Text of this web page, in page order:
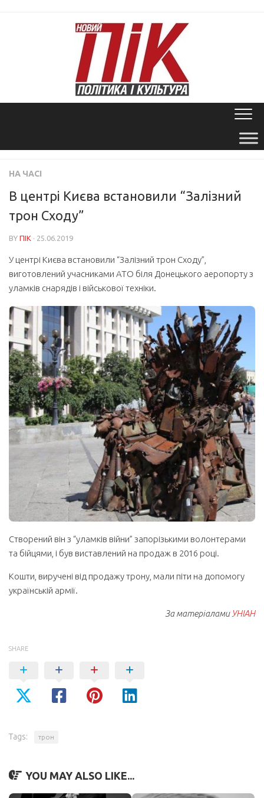
НА ЧАСІ
В центрі Києва встановили “Залізний
трон Сходу”
BY ПІК · 25.06.2019
У центрі Києва встановили “Залізний трон Сходу”,
виготовлений учасниками АТО біля Донецького аеропорту з
уламків снарядів і військової техніки.
Створений він з “уламків війни” запорізькими волонтерами
та бійцями, і був виставлений на продаж в 2016 році.
Кошти, виручені від продажу трону, мали піти на допомогу
українській армії.
За матеріаламиУНІАН
SHARE
Tags: трон
YOU MAY ALSO LIKE...